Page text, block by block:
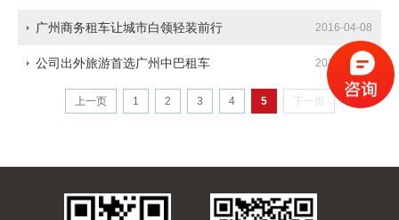
2016-04-08
广州商务租车让城市白领轻装前行
2016-04-08
公司出外旅游首选广州中巴租车
上一页 1 2 3 4 5 下一页